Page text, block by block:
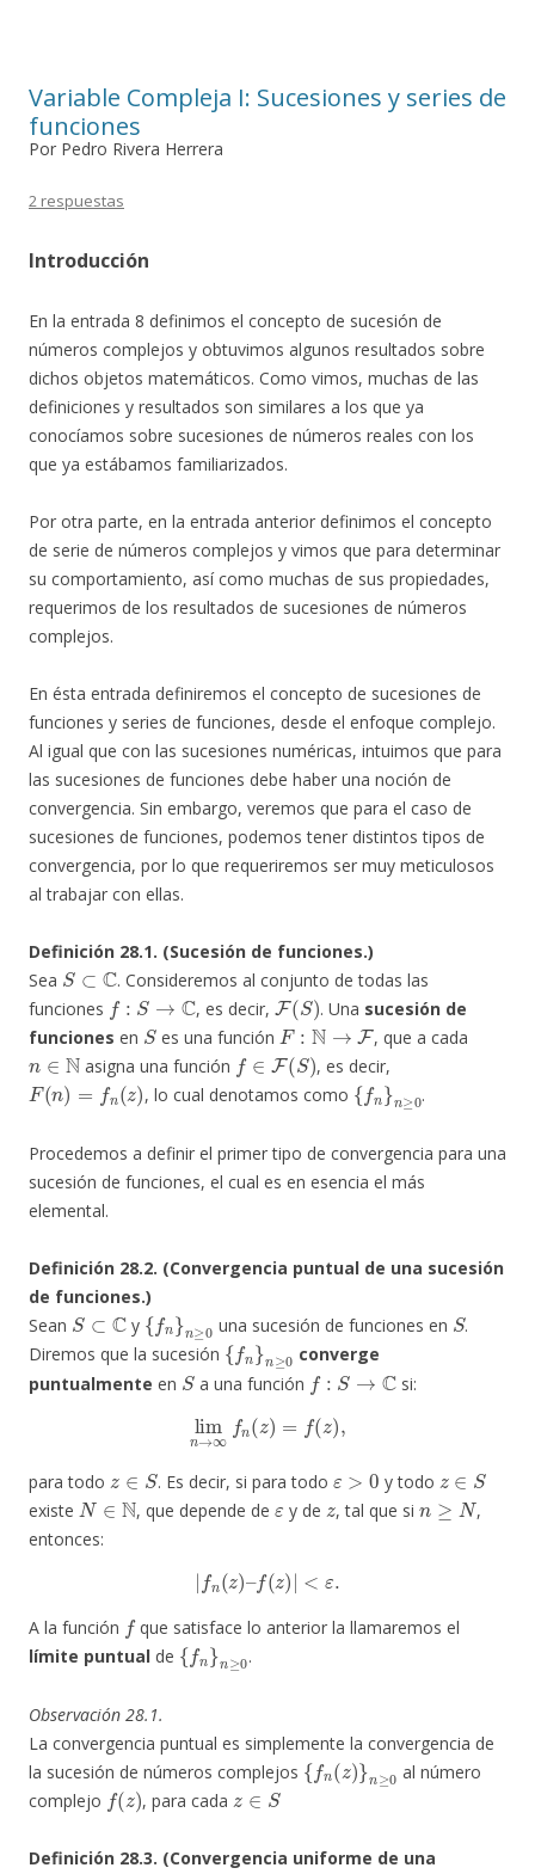
Variable Compleja I: Sucesiones y series de
funciones
Por Pedro Rivera Herrera
2 respuestas
Introducción
En la entrada 8 definimos el concepto de sucesión de
números complejos y obtuvimos algunos resultados sobre
dichos objetos matemáticos. Como vimos, muchas de las
definiciones y resultados son similares a los que ya
conocíamos sobre sucesiones de números reales con los
que ya estábamos familiarizados.
Por otra parte, en la entrada anterior definimos el concepto
de serie de números complejos y vimos que para determinar
su comportamiento, así como muchas de sus propiedades,
requerimos de los resultados de sucesiones de números
complejos.
En ésta entrada definiremos el concepto de sucesiones de
funciones y series de funciones, desde el enfoque complejo.
Al igual que con las sucesiones numéricas, intuimos que para
las sucesiones de funciones debe haber una noción de
convergencia. Sin embargo, veremos que para el caso de
sucesiones de funciones, podemos tener distintos tipos de
convergencia, por lo que requeriremos ser muy meticulosos
al trabajar con ellas.
Definición 28.1. (Sucesión de funciones.)
Sea
S⊂C
. Consideremos al conjunto de todas las
funciones
f: S→C
, es decir,
F(S)
. Una sucesión de
funciones en
S
es una función
F:N→F
, que a cada
n∈N
asigna una función
f∈F(S)
, es decir,
F(n) =f n(z)
, lo cual denotamos como
{fn}n
.
Procedemos a definir el primer tipo de convergencia para una
sucesión de funciones, el cual es en esencia el más
elemental.
Definición 28.2. (Convergencia puntual de una sucesión
de funciones.)
Sean
S⊂C
y
{f n }n
una sucesión de funciones en
S
.
Diremos que la sucesión
{fn }n≥0
converge
puntualmente en
S
a una función
f:S→C
si:
limn → ∞fn (z =f(z
para todo . Es decir, si para todo y todo
existe
N∈N
, que depende de
ε
y de
z
, tal que si
n≥N
,
entonces:
| n(z –f(z)| <ε.
A la función
que satisface lo anterior la llamaremos el
límite puntual de
{fn}n≥0
.
Observación 28.1.
La convergencia puntual es simplemente la convergencia de
la sucesión de números complejos
{fn(z )}n≥0
al número
complejo
f(z)
, para cada
z∈S
Definición 28.3. (Convergencia uniforme de una